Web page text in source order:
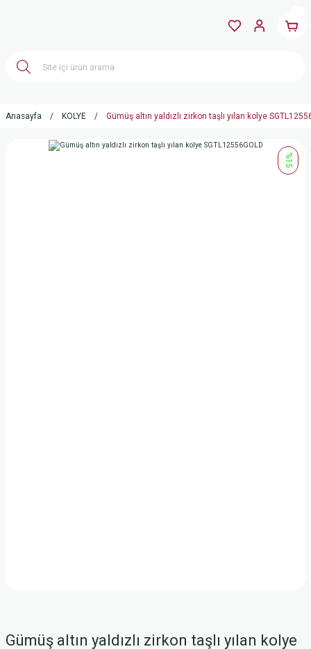
Anasayfa KOLYE Gümüş altın yaldızlı zirkon taşlı yılan kolye
%15
Gümüş altın yaldızlı zirkon taşlı yılan kolye